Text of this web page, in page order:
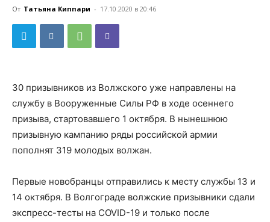
От Татьяна Киппари - 17.10.2020 в 20:46
30 призывников из Волжского уже направлены на
службу в Вооруженные Силы РФ в ходе осеннего
призыва, стартовавшего 1 октября. В нынешнюю
призывную кампанию ряды российской армии
пополнят 319 молодых волжан.
Первые новобранцы отправились к месту службы 13 и
14 октября. В Волгограде волжские призывники сдали
экспресс-тесты на COVID-19 и только после